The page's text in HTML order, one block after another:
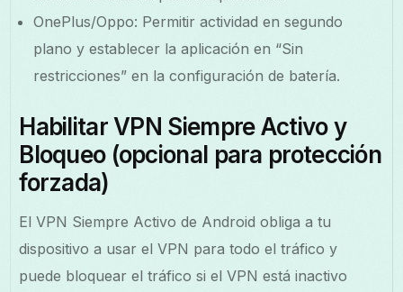
OnePlus/Oppo: Permitir actividad en segundo
plano y establecer la aplicación en “Sin
restricciones” en la configuración de batería.
Habilitar VPN Siempre Activo y
Bloqueo (opcional para protección
forzada)
El VPN Siempre Activo de Android obliga a tu
dispositivo a usar el VPN para todo el tráfico y
puede bloquear el tráfico si el VPN está inactivo